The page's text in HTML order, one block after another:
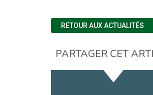
RETOUR AUX ACTUALITÉS
PARTAGER CET